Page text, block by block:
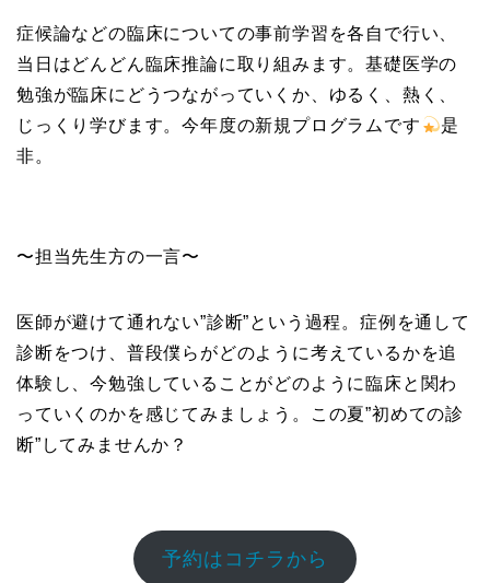
症候論などの臨床についての事前学習を各自で行い、
当日はどんどん臨床推論に取り組みます。基礎医学の
勉強が臨床にどうつながっていくか、ゆるく、熱く、
じっくり学びます。今年度の新規プログラムです
是
非。
〜担当先生方の一言〜
医師が避けて通れない”診断”という過程。症例を通して
診断をつけ、普段僕らがどのように考えているかを追
体験し、今勉強していることがどのように臨床と関わ
っていくのかを感じてみましょう。この夏”初めての診
断”してみませんか？
予約はコチラから